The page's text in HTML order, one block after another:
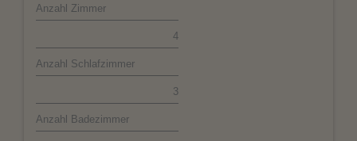
Anzahl Zimmer
4
Anzahl Schlafzimmer
3
Anzahl Badezimmer